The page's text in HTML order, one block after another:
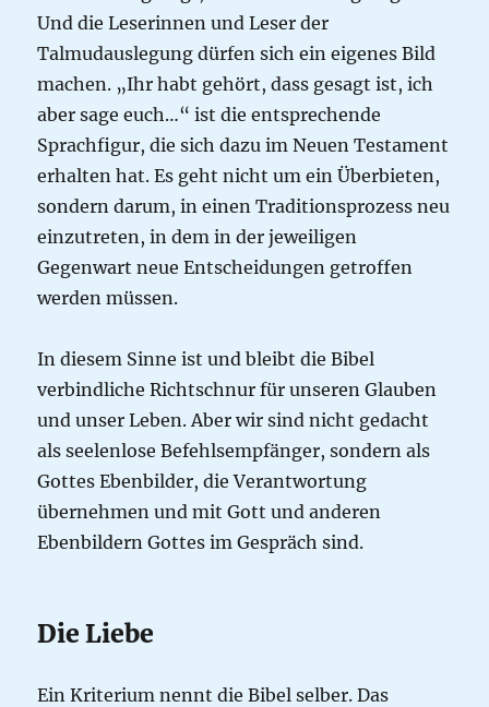
Und die Leserinnen und Leser der
Talmudauslegung dürfen sich ein eigenes Bild
machen. „Ihr habt gehört, dass gesagt ist, ich
aber sage euch…“ ist die entsprechende
Sprachfigur, die sich dazu im Neuen Testament
erhalten hat. Es geht nicht um ein Überbieten,
sondern darum, in einen Traditionsprozess neu
einzutreten, in dem in der jeweiligen
Gegenwart neue Entscheidungen getroffen
werden müssen.
In diesem Sinne ist und bleibt die Bibel
verbindliche Richtschnur für unseren Glauben
und unser Leben. Aber wir sind nicht gedacht
als seelenlose Befehlsempfänger, sondern als
Gottes Ebenbilder, die Verantwortung
übernehmen und mit Gott und anderen
Ebenbildern Gottes im Gespräch sind.
Die Liebe
Ein Kriterium nennt die Bibel selber. Das